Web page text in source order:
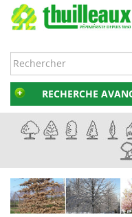
RECHERCHE